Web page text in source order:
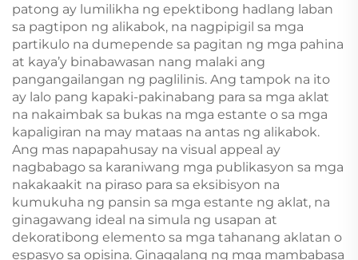
patong ay lumilikha ng epektibong hadlang laban
sa pagtipon ng alikabok, na nagpipigil sa mga
partikulo na dumepende sa pagitan ng mga pahina
at kaya’y binabawasan nang malaki ang
pangangailangan ng paglilinis. Ang tampok na ito
ay lalo pang kapaki-pakinabang para sa mga aklat
na nakaimbak sa bukas na mga estante o sa mga
kapaligiran na may mataas na antas ng alikabok.
Ang mas napapahusay na visual appeal ay
nagbabago sa karaniwang mga publikasyon sa mga
nakakaakit na piraso para sa eksibisyon na
kumukuha ng pansin sa mga estante ng aklat, na
ginagawang ideal na simula ng usapan at
dekoratibong elemento sa mga tahanang aklatan o
espasyo sa opisina. Ginagalang ng mga mambabasa